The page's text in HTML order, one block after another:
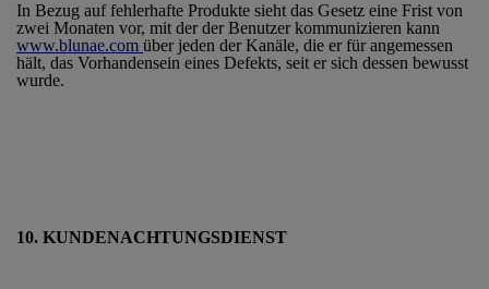
In Bezug auf fehlerhafte Produkte sieht das Gesetz eine Frist von
zwei Monaten vor, mit der der Benutzer kommunizieren kann
www.blunae.com über jeden der Kanäle, die er für angemessen
hält, das Vorhandensein eines Defekts, seit er sich dessen bewusst
wurde.
10. KUNDENACHTUNGSDIENST